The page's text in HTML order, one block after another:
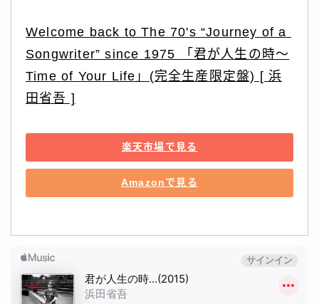
Welcome back to The 70's “Journey of a
Songwriter” since 1975 「君が人生の時～
Time of Your Life」(完全生産限定盤) [ 浜
田省吾 ]
楽天市場で見る
Amazonで見る